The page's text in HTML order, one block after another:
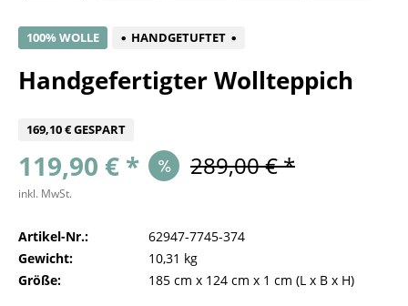
100% WOLLE HANDGETUFTET
Handgefertigter Wollteppich
169,10 € GESPART
119,90 € * 289,00 € *
inkl. MwSt.
Artikel-Nr.:
62947-7745-374
Gewicht:
10,31 kg
Größe:
185 cm x 124 cm x 1 cm (L x B x H)